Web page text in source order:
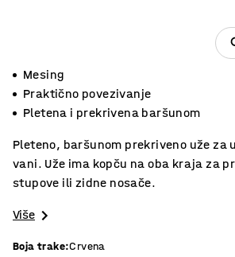
Mesing
Praktično povezivanje
Pletena i prekrivena baršunom
Pleteno, baršunom prekriveno uže za
vani. Uže ima kopču na oba kraja za
stupove ili zidne nosače.
Više
Boja trake:Crvena